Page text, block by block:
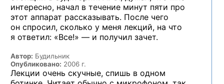
интересно, начал в течение минут пяти про
этот аппарат рассказывать. После чего
он спросил, сколько у меня лекций, на что
я ответил: «Все!» — и получил зачет.
Автор: Будильник
Опубликовано: 2006 г.
Лекции очень скучные, спишь в одном